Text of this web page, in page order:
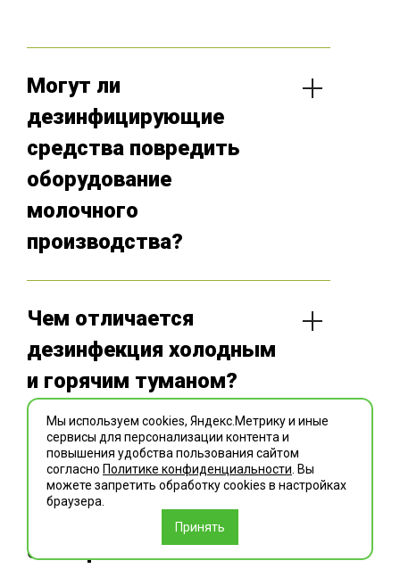
Могут ли
дезинфицирующие
средства повредить
оборудование
молочного
производства?
подбирают сертифицированные
дезинфицирующие средства, которые
обладают высокой эффективностью
против микроорганизмов, но безопасны
для промышленного оборудования,
используемого на молокозаводах.
Чем отличается
дезинфекция холодным
и горячим туманом?
Метод холодного тумана предполагает
распыление химического средства
комнатной температуры, которое
быстро оседает на поверхностях.
Альтернативный вариант обработки
закрытого помещения выполняется за
Как подготовить
помещения молочного
предприятия к
санобработке?
Мы используем cookies, Яндекс.Метрику и иные
сервисы для персонализации контента и
повышения удобства пользования сайтом
согласно Политике конфиденциальности . Вы
можете запретить обработку сookies в настройках
браузера.
Принять